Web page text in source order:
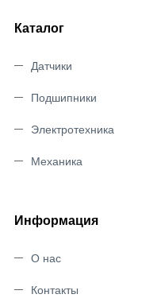
Каталог
Датчики
Подшипники
Электротехника
Механика
Информация
О нас
Контакты